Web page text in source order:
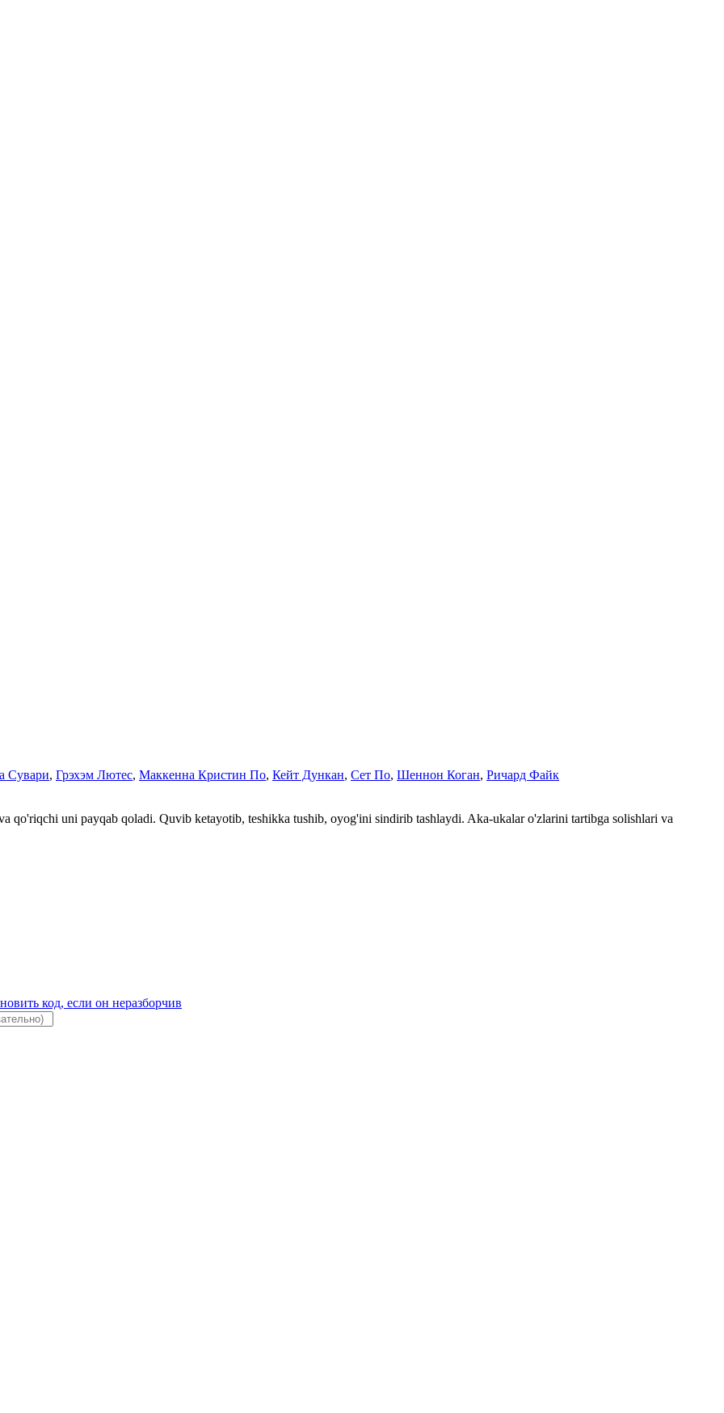
Сувари, Грэхэм Лютес, Маккенна Кристин По, Кейт Дункан, Сет По, Шеннон Коган, Ричард Файк
qo'riqchi uni payqab qoladi. Quvib ketayotib, teshikka tushib, oyog'ini sindirib tashlaydi. Aka-ukalar o'zlarini tartibga solishlari va